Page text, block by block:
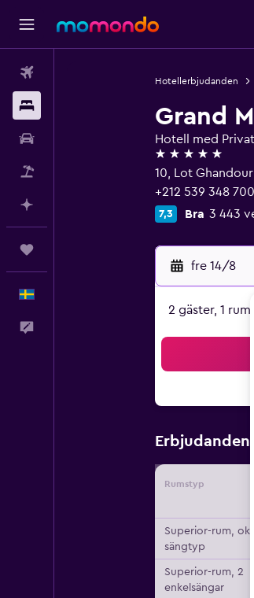
Hotellerbjudanden
Grand
Hotell med
5 stjärnor
10, Lot
+212 539 348 700
7,3 Bra 3 443
fre 14/8
2 gäster, 1 rum
Erbjudanden
Rumstyp
Superior-rum,
sängtyp
Superior-rum, 2
enkelsängar